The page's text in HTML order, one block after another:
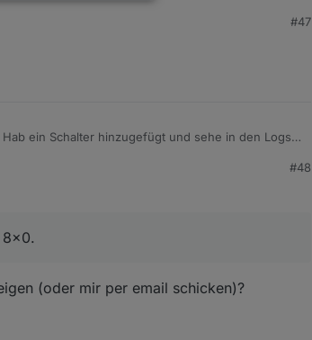
#47
ein Schalter hinzugefügt und sehe in den Logs
000000000001-
1,"MinRunningTime":-1,"MaxRunningTi
#48
8x0.
(oder mir per email schicken)?